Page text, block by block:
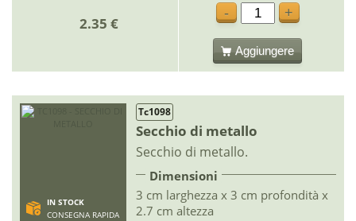
2.35 €
-
+
Aggiungere
IN STOCK
CONSEGNA RAPIDA
Tc1098
Secchio di metallo
Secchio di metallo.
Dimensioni
3 cm larghezza x 3 cm profondità x
2.7 cm altezza